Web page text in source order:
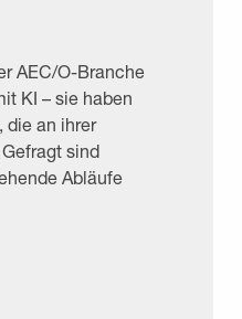
AEC/O-Branche
KI – sie haben
die an ihrer
sind
Abläufe